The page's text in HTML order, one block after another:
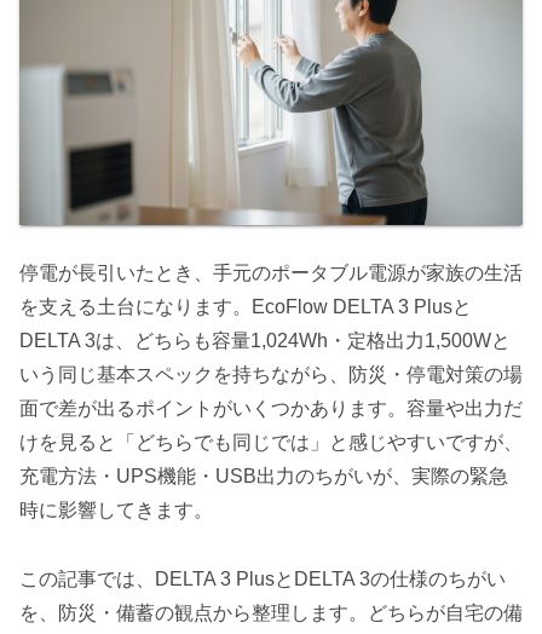
停電が長引いたとき、手元のポータブル電源が家族の生活
を支える土台になります。EcoFlow DELTA 3 Plusと
DELTA 3は、どちらも容量1,024Wh・定格出力1,500Wと
いう同じ基本スペックを持ちながら、防災・停電対策の場
面で差が出るポイントがいくつかあります。容量や出力だ
けを見ると「どちらでも同じでは」と感じやすいですが、
充電方法・UPS機能・USB出力のちがいが、実際の緊急
時に影響してきます。
この記事では、DELTA 3 PlusとDELTA 3の仕様のちがい
を、防災・備蓄の観点から整理します。どちらが自宅の備